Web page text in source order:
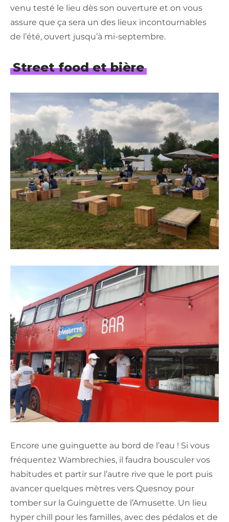
venu testé le lieu dès son ouverture et on vous
assure que ça sera un des lieux incontournables
de l’été, ouvert jusqu’à mi-septembre.
Street food et bière
Encore une guinguette au bord de l’eau ! Si vous
fréquentez Wambrechies, il faudra bousculer vos
habitudes et partir sur l’autre rive que le port puis
avancer quelques mètres vers Quesnoy pour
tomber sur la Guinguette de l’Amusette. Un lieu
hyper chill pour les familles, avec des pédalos et de